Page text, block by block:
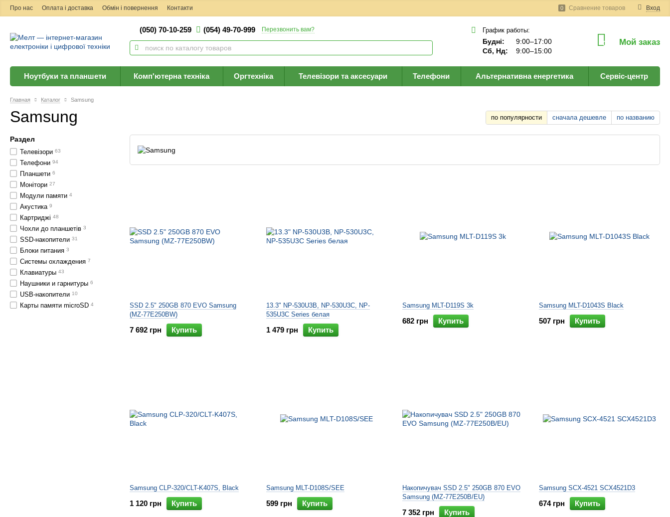
Про нас Оплата і доставка Обмін і повернення Контакти Вход
0 Сравнение товаров
(050) 70-10-259 (054) 49-70-999 Перезвонить вам? График работы:
Будні:
9:00–17:00
Сб, Нд:
9:00–15:00
0 Мой заказ
Ноутбуки та планшети Комп'ютерна техніка Оргтехніка Телевізори та аксесуари Телефони Альтернативна енергетика Сервіс-центр
Главная Каталог Samsung
Samsung по популярности сначала дешевле по названию
SSD 2.5" 250GB 870 EVO Samsung
(MZ-77E250BW)
7 692 грн Купить
13.3" NP-530U3B, NP-530U3C, NP-
535U3C Series белая
1 479 грн Купить
Samsung MLT-D119S 3k
682 грн Купить
Samsung MLT-D1043S Black
507 грн Купить
Samsung CLP-320/CLT-K407S, Black
1 120 грн Купить
Samsung MLT-D108S/SEE
599 грн Купить
Накопичувач SSD 2.5" 250GB 870 EVO
Samsung (MZ-77E250B/EU)
7 352 грн Купить
Samsung SCX-4521 SCX4521D3
674 грн Купить
Раздел
Телевізори 63
Телефони 94
Планшети 6
Монітори 27
Модули памяти 4
Акустика 9
Картриджі 48
Чохли до планшетів 3
SSD-накопители 31
Блоки питания 3
Системы охлаждения 7
Клавиатуры 43
Наушники и гарнитуры 6
USB-накопители 10
Карты памяти microSD 4